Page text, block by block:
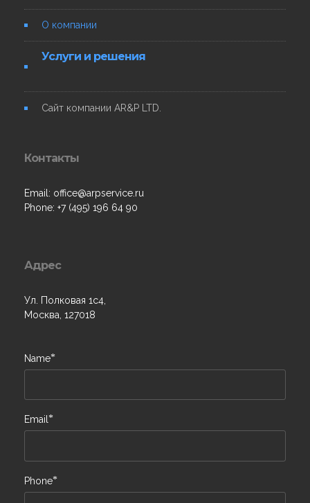
О компании
Услуги и решения
Сайт компании AR&P LTD.
Контакты
Email: office@arpservice.ru
Phone: +7 (495) 196 64 90
Адрес
Ул. Полковая 1с4,
Москва, 127018
Name*
Email*
Phone*